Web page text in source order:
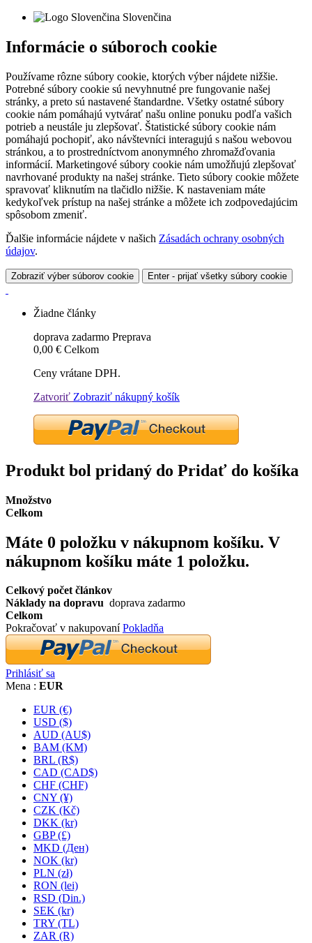
Slovenčina
Informácie o súboroch cookie
Používame rôzne súbory cookie, ktorých výber nájdete nižšie.
Potrebné súbory cookie sú nevyhnutné pre fungovanie našej
stránky, a preto sú nastavené štandardne. Všetky ostatné súbory
cookie nám pomáhajú vytvárať našu online ponuku podľa vašich
potrieb a neustále ju zlepšovať. Štatistické súbory cookie nám
pomáhajú pochopiť, ako návštevníci interagujú s našou webovou
stránkou, a to prostredníctvom anonymného zhromažďovania
informácií. Marketingové súbory cookie nám umožňujú zlepšovať
navrhované produkty na našej stránke. Tieto súbory cookie môžete
spravovať kliknutím na tlačidlo nižšie. K nastaveniam máte
kedykoľvek prístup na našej stránke a môžete ich zodpovedajúcim
spôsobom zmeniť.
Ďalšie informácie nájdete v našich Zásadách ochrany osobných
údajov.
Zobraziť výber súborov cookie Enter - prijať všetky súbory cookie
Žiadne články
doprava zadarmo Preprava
0,00 € Celkom
Ceny vrátane DPH.
Zatvoriť Zobraziť nákupný košík
Produkt bol pridaný do Pridať do košíka
Množstvo
Celkom
Máte 0 položku v nákupnom košíku. V
nákupnom košíku máte 1 položku.
Celkový počet článkov
Náklady na dopravu doprava zadarmo
Celkom
Pokračovať v nakupovaníPokladňa
Prihlásiť sa
Mena : EUR
EUR (€)
USD ($)
AUD (AU$)
BAM (KM)
BRL (R$)
CAD (CAD$)
CHF (CHF)
CNY (¥)
CZK (Kč)
DKK (kr)
GBP (£)
MKD (Ден)
NOK (kr)
PLN (zł)
RON (lei)
RSD (Din.)
SEK (kr)
TRY (TL)
ZAR (R)